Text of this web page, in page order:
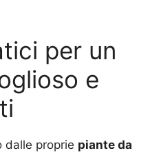
per un
e
dalle proprie piante da